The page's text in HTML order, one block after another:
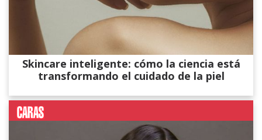
Skincare inteligente: cómo la ciencia está
transformando el cuidado de la piel